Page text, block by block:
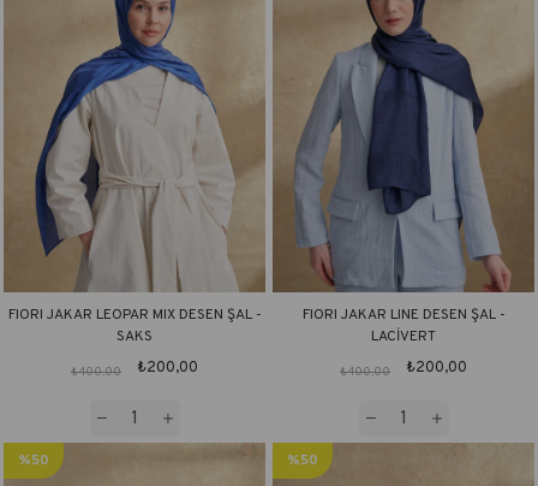
FIORI JAKAR LEOPAR MIX DESEN ŞAL -
SAKS
₺200,00
₺400,00
FIORI JAKAR LINE DESEN ŞAL -
LACİVERT
₺200,00
₺400,00
%50
%50